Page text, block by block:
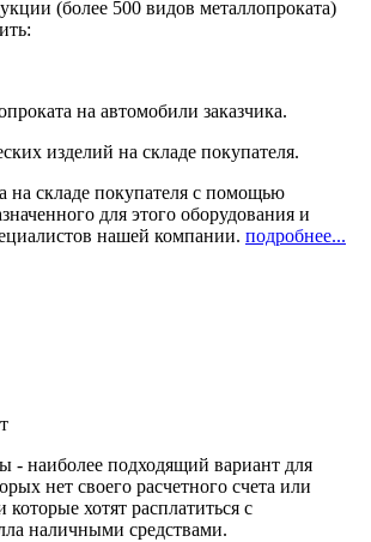
(более 500 видов металлопроката)
на автомобили заказчика.
изделий на складе покупателя.
на складе покупателя с помощью
для этого оборудования и
нашей компании. подробнее...
- наиболее подходящий вариант для
нет своего расчетного счета или
хотят расплатиться с
наличными средствами.